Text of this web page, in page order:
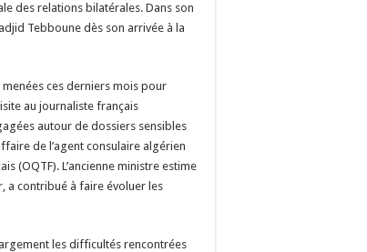
des relations bilatérales. Dans son
Tebboune dès son arrivée à la
ces derniers mois pour
au journaliste français
autour de dossiers sensibles
de l’agent consulaire algérien
(OQTF). L’ancienne ministre estime
a contribué à faire évoluer les
les difficultés rencontrées